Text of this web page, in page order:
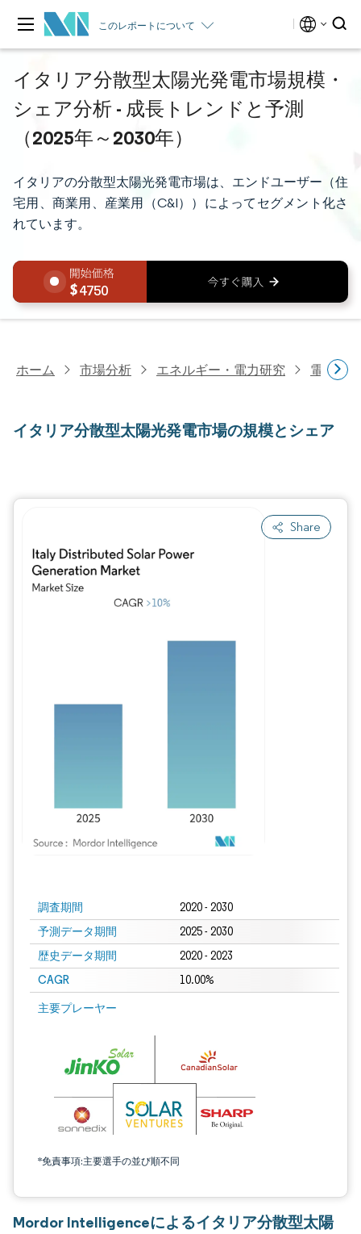
このレポートについて
イタリア分散型太陽光発電市場規模・
シェア分析 - 成長トレンドと予測
（2025年～2030年）
イタリアの分散型太陽光発電市場は、エンドユーザー（住
宅用、商業用、産業用（C&I））によってセグメント化さ
れています。
4750
ホーム 市場分析 エネルギー・電力研究 電力研究
イタリア分散型太陽光発電市場の規模とシェア
Share
調査期間 2020 - 2030
予測データ期間 2025 - 2030
歴史データ期間 2020 - 2023
CAGR 10.00%
主要プレーヤー
*免責事項:主要選手の並び順不同
Mordor Intelligenceによるイタリア分散型太陽